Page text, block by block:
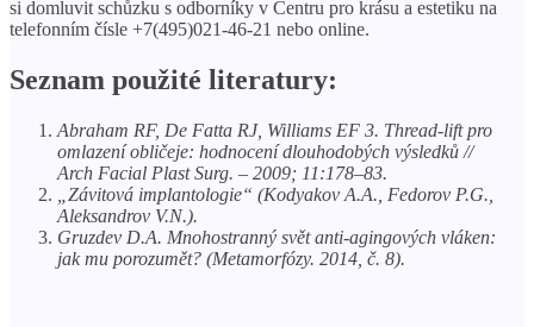
si domluvit schůzku s odborníky v Centru pro krásu a estetiku na
telefonním čísle +7(495)021-46-21 nebo online.
Seznam použité literatury:
Abraham RF, De Fatta RJ, Williams EF 3. Thread-lift pro
omlazení obličeje: hodnocení dlouhodobých výsledků //
Arch Facial Plast Surg. – 2009; 11:178–83.
„Závitová implantologie“ (Kodyakov A.A., Fedorov P.G.,
Aleksandrov V.N.).
Gruzdev D.A. Mnohostranný svět anti-agingových vláken:
jak mu porozumět? (Metamorfózy. 2014, č. 8).